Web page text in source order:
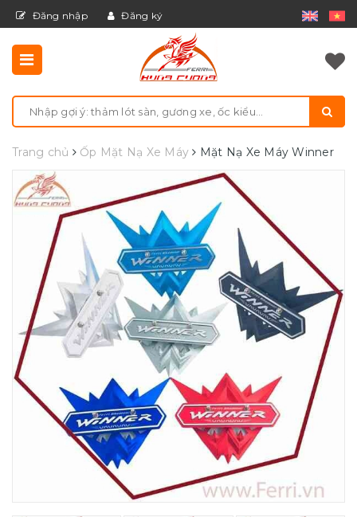
Đăng nhập Đăng ký
Trang chủ Ốp Mặt Nạ Xe Máy Mặt Nạ Xe Máy Winner